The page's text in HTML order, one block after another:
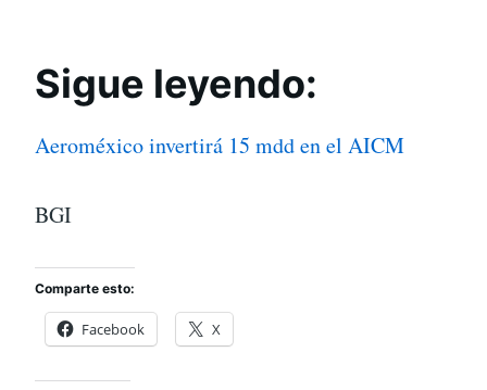
Sigue leyendo:
Aeroméxico invertirá 15 mdd en el AICM
BGI
Comparte esto:
Facebook X